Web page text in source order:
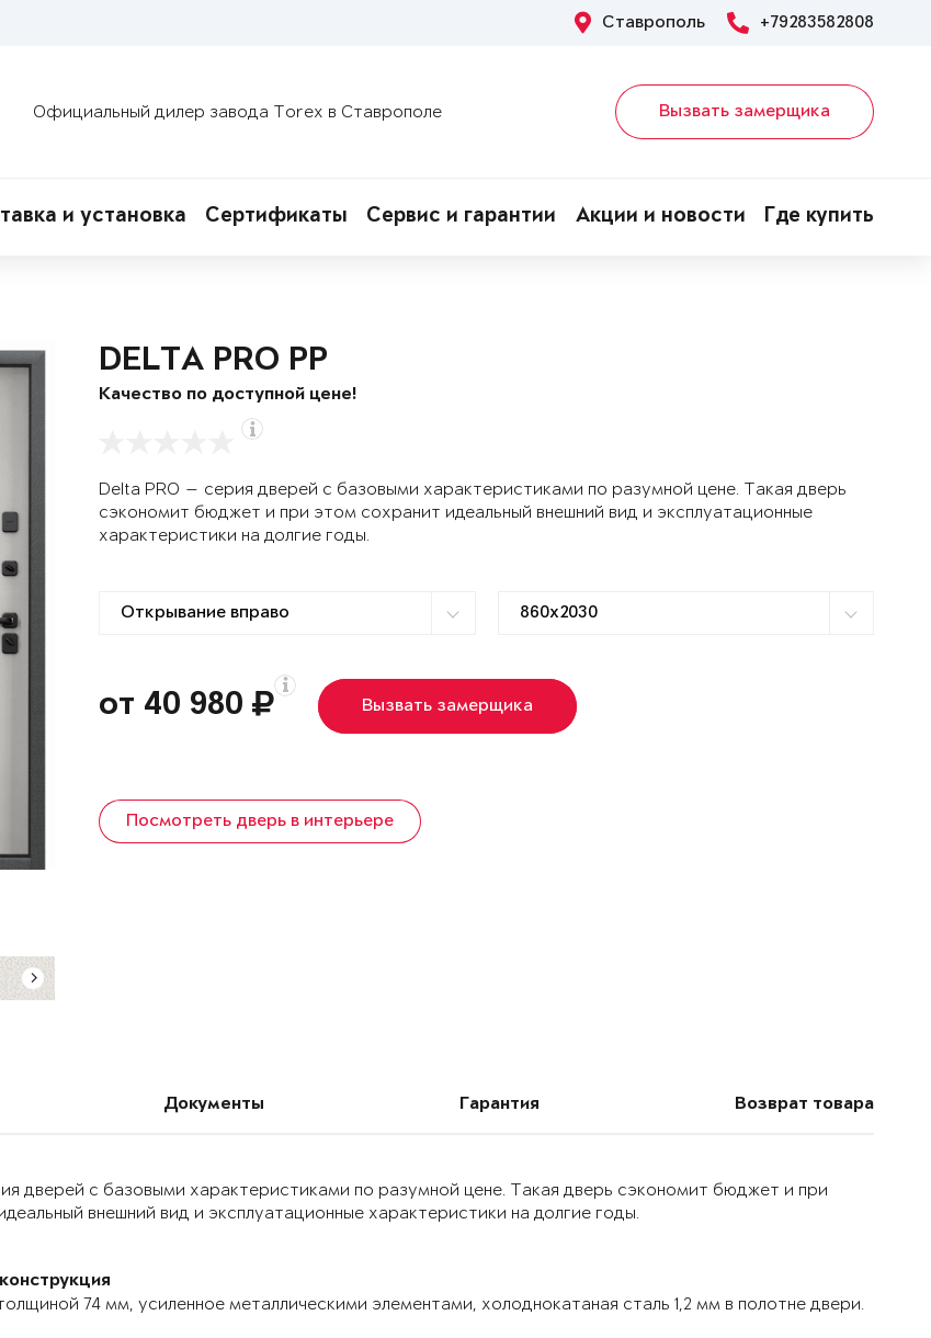
Ставрополь +79283582808
Официальный дилер завода Torex в Ставрополе Вызвать замерщика
и установка Сертификаты Сервис и гарантии Акции и новости Где купить
DELTA PRO PP
Качество по доступной цене!
Delta PRO — серия дверей с базовыми характеристиками по разумной цене. Такая дверь
сэкономит бюджет и при этом сохранит идеальный внешний вид и эксплуатационные
характеристики на долгие годы.
от 40 980 Вызвать замерщика
Посмотреть дверь в интерьере
Документы Гарантия Возврат товара
дверей с базовыми характеристиками по разумной цене. Такая дверь сэкономит бюджет и при
внешний вид и эксплуатационные характеристики на долгие годы.
74 мм, усиленное металлическими элементами, холоднокатаная сталь 1,2 мм в полотне двери.